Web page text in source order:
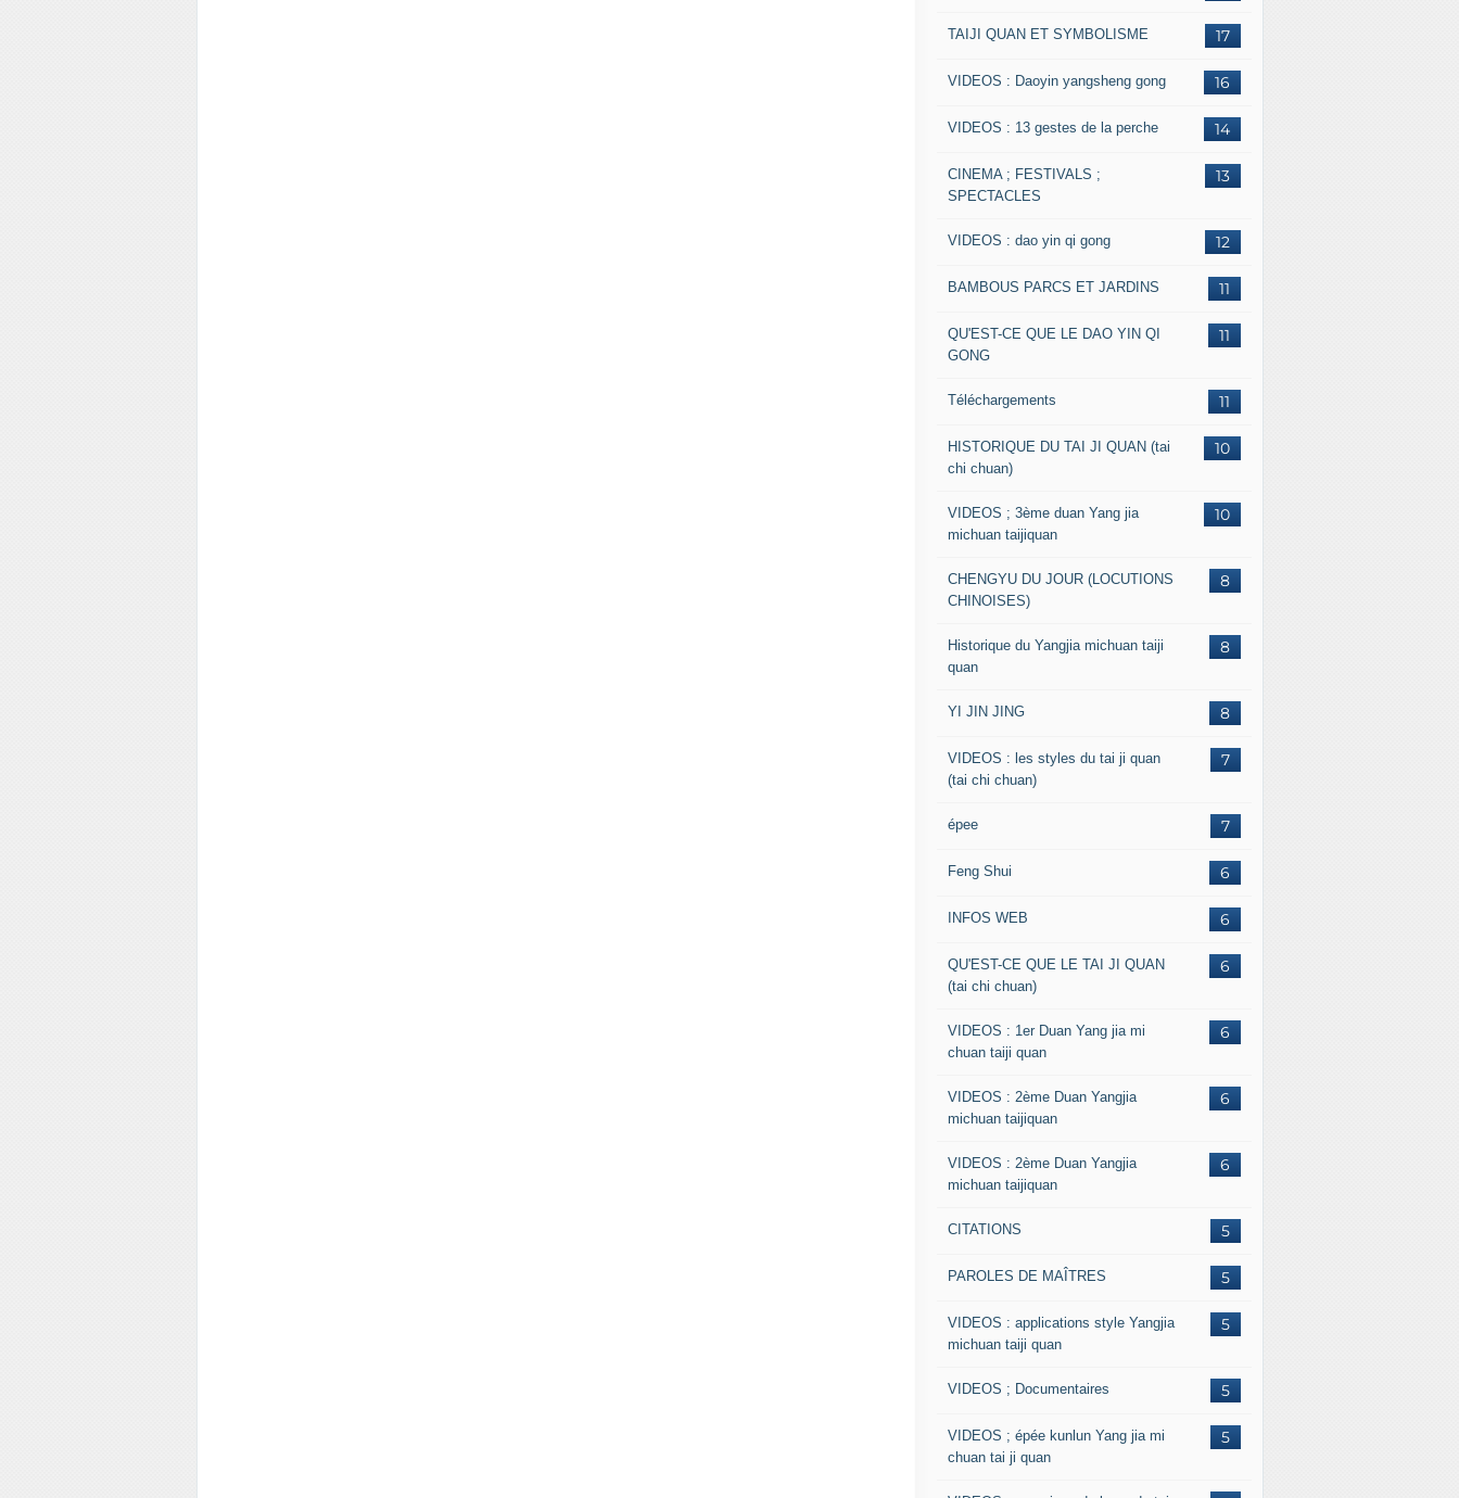
17
TAIJI QUAN ET SYMBOLISME
16
VIDEOS : Daoyin yangsheng gong
14
VIDEOS : 13 gestes de la perche
13
CINEMA ; FESTIVALS ;
SPECTACLES
12
VIDEOS : dao yin qi gong
11
BAMBOUS PARCS ET JARDINS
11
QU'EST-CE QUE LE DAO YIN QI
GONG
11
Téléchargements
10
HISTORIQUE DU TAI JI QUAN (tai
chi chuan)
10
VIDEOS ; 3ème duan Yang jia
michuan taijiquan
8
CHENGYU DU JOUR (LOCUTIONS
CHINOISES)
8
Historique du Yangjia michuan taiji
quan
8
YI JIN JING
7
VIDEOS : les styles du tai ji quan
(tai chi chuan)
7
épee
6
Feng Shui
6
INFOS WEB
6
QU'EST-CE QUE LE TAI JI QUAN
(tai chi chuan)
6
VIDEOS : 1er Duan Yang jia mi
chuan taiji quan
6
VIDEOS : 2ème Duan Yangjia
michuan taijiquan
6
VIDEOS : 2ème Duan Yangjia
michuan taijiquan
5
CITATIONS
5
PAROLES DE MAÎTRES
5
VIDEOS : applications style Yangjia
michuan taiji quan
5
VIDEOS ; Documentaires
5
VIDEOS ; épée kunlun Yang jia mi
chuan tai ji quan